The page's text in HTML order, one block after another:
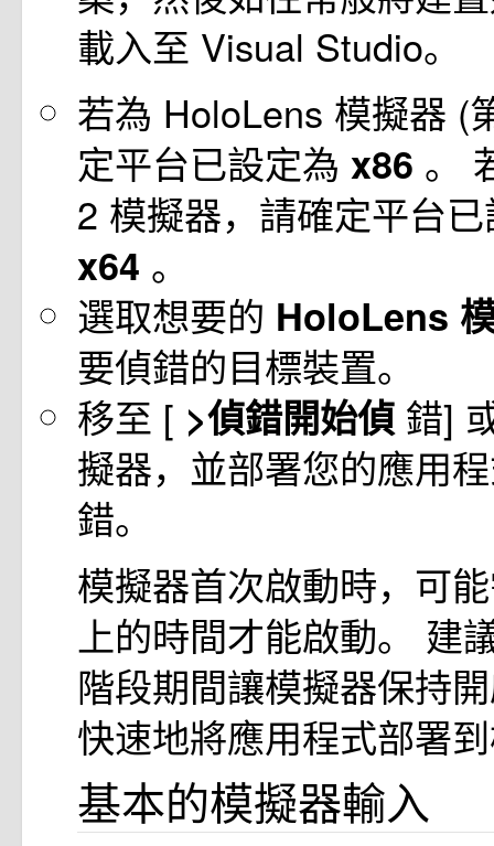
載入至 Visual Studio。
若為 HoloLens 模擬器 (
定平台已設定為 x86 。
2 模擬器，請確定平台
x64 。
選取想要的 HoloLens
要偵錯的目標裝置。
移至 [ >偵錯開始偵 錯]
擬器，並部署您的應用
錯。
模擬器首次啟動時，可
上的時間才能啟動。 建
階段期間讓模擬器保持
快速地將應用程式部署
基本的模擬器輸入